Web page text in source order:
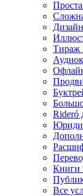
Тираж
Rideró
Книги
Все